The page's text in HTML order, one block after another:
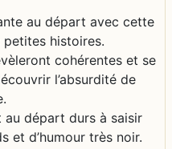
au départ avec cette
histoires.
cohérentes et se
l’absurdité de
au départ durs à saisir
et d’humour très noir.